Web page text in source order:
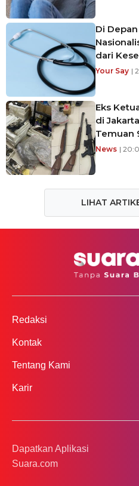
Di
dari
Your Say |
Eks
di
Temuan
News |
LIHAT
Redaksi
Kontak
Tentang Kami
Karir
Dapatkan Aplikasi
Suara.com